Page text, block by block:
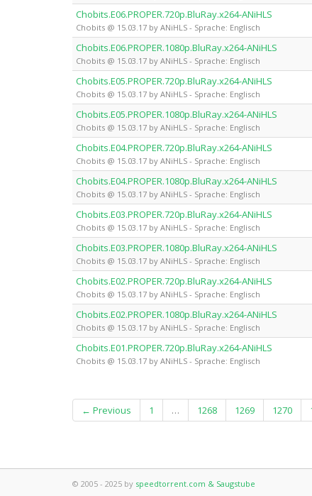
Chobits.E06.PROPER.720p.BluRay.x264-ANiHLS
Chobits @ 15.03.17 by ANiHLS - Sprache: Englisch
Chobits.E06.PROPER.1080p.BluRay.x264-ANiHLS
Chobits @ 15.03.17 by ANiHLS - Sprache: Englisch
Chobits.E05.PROPER.720p.BluRay.x264-ANiHLS
Chobits @ 15.03.17 by ANiHLS - Sprache: Englisch
Chobits.E05.PROPER.1080p.BluRay.x264-ANiHLS
Chobits @ 15.03.17 by ANiHLS - Sprache: Englisch
Chobits.E04.PROPER.720p.BluRay.x264-ANiHLS
Chobits @ 15.03.17 by ANiHLS - Sprache: Englisch
Chobits.E04.PROPER.1080p.BluRay.x264-ANiHLS
Chobits @ 15.03.17 by ANiHLS - Sprache: Englisch
Chobits.E03.PROPER.720p.BluRay.x264-ANiHLS
Chobits @ 15.03.17 by ANiHLS - Sprache: Englisch
Chobits.E03.PROPER.1080p.BluRay.x264-ANiHLS
Chobits @ 15.03.17 by ANiHLS - Sprache: Englisch
Chobits.E02.PROPER.720p.BluRay.x264-ANiHLS
Chobits @ 15.03.17 by ANiHLS - Sprache: Englisch
Chobits.E02.PROPER.1080p.BluRay.x264-ANiHLS
Chobits @ 15.03.17 by ANiHLS - Sprache: Englisch
Chobits.E01.PROPER.720p.BluRay.x264-ANiHLS
Chobits @ 15.03.17 by ANiHLS - Sprache: Englisch
← Previous 1 … 1268 1269 1270
© 2005 - 2025 by speedtorrent.com & Saugstube